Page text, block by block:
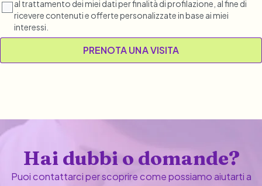
al trattamento dei miei dati per finalità di profilazione, al fine di
ricevere contenuti e offerte personalizzate in base ai miei
interessi.
Hai dubbi o domande?
Puoi contattarci per scoprire come possiamo aiutarti a